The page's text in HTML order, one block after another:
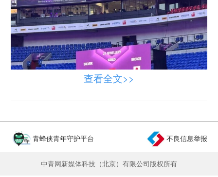
查看全文>>
青蜂侠青年守护平台 不良信息举报
中青网新媒体科技（北京）有限公司版权所有